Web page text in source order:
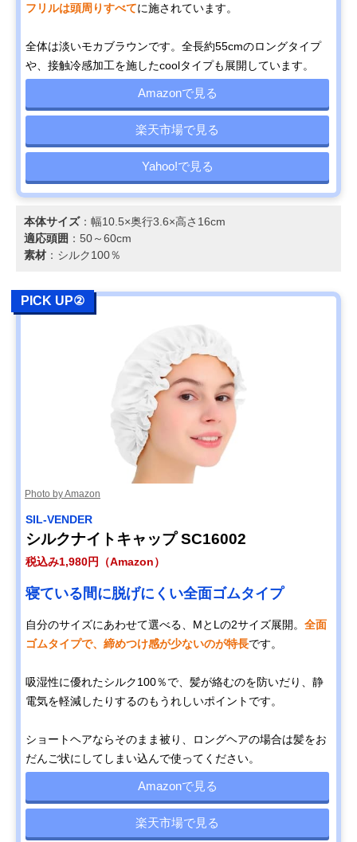
フリルは頭周りすべてに施されています。
全体は淡いモカブラウンです。全長約55cmのロングタイプ
や、接触冷感加工を施したcoolタイプも展開しています。
Amazonで見る
楽天市場で見る
Yahoo!で見る
本体サイズ：幅10.5×奥行3.6×高さ16cm
適応頭囲 ：50～60cm
素材 ：シルク100％
PICK UP②
Photo by Amazon
SIL-VENDER
シルクナイトキャップ SC16002
税込み1,980円（Amazon）
寝ている間に脱げにくい全面ゴムタイプ
自分のサイズにあわせて選べる、MとLの2サイズ展開。 全面
ゴムタイプで、締めつけ感が少ないのが特長です。
吸湿性に優れたシルク100％で、髪が絡むのを防いだり、静
電気を軽減したりするのもうれしいポイントです。
ショートヘアならそのまま被り、ロングヘアの場合は髪をお
だんご状にしてしまい込んで使ってください。
Amazonで見る
楽天市場で見る